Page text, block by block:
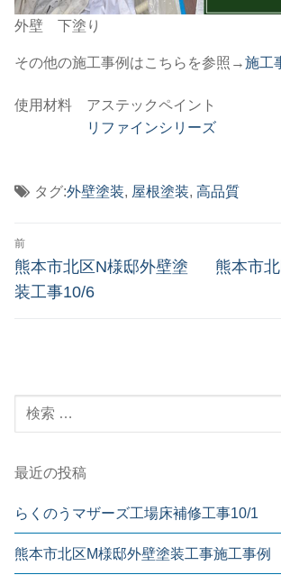
外壁 下塗り
その他の施工事例はこちらを参照→施工
使用材料 アステックペイント
リファインシリーズ
タグ:外壁塗装, 屋根塗装, 高品質
投
稿
ナ
シ
ン
前
前
の
熊本市北区N様邸外壁塗
装工事10/6
次
熊本市
最近の投稿
らくのうマザーズ工場床補修工事10/1
熊本市北区M様邸外壁塗装工事施工事例